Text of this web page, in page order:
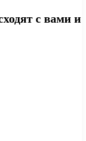
с вами и